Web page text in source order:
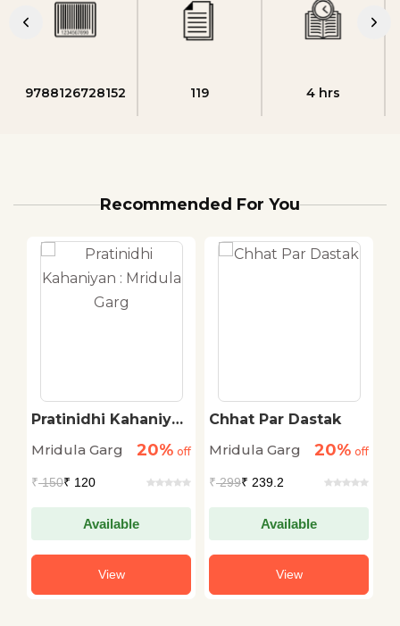
9788126728152 119 4 hrs
Recommended For You
Pratinidhi Kahaniyan
Mridula Garg
20% off
₹150₹ 120
Available
View
Chhat Par Dastak
Mridula Garg
20% off
₹299₹ 239.2
Available
View